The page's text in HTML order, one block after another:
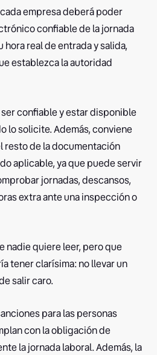
empresa deberá poder
confiable de la jornada
hora real de entrada y salida,
establezca la autoridad
confiable y estar disponible
lo solicite. Además, conviene
resto de la documentación
aplicable, ya que puede servir
jornadas, descansos,
extra ante una inspección o
nadie quiere leer, pero que
tener clarísima: no llevar un
salir caro.
para las personas
con la obligación de
la jornada laboral. Además, la